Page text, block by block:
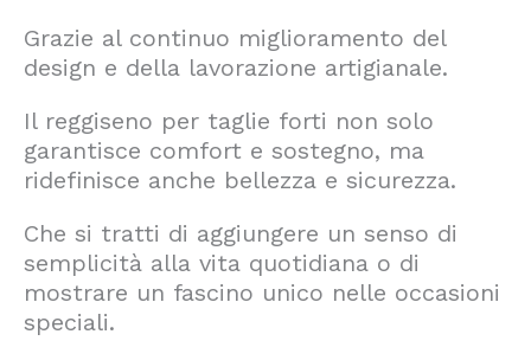
Grazie al continuo miglioramento del
design e della lavorazione artigianale.
Il reggiseno per taglie forti non solo
garantisce comfort e sostegno, ma
ridefinisce anche bellezza e sicurezza.
Che si tratti di aggiungere un senso di
semplicità alla vita quotidiana o di
mostrare un fascino unico nelle occasioni
speciali.